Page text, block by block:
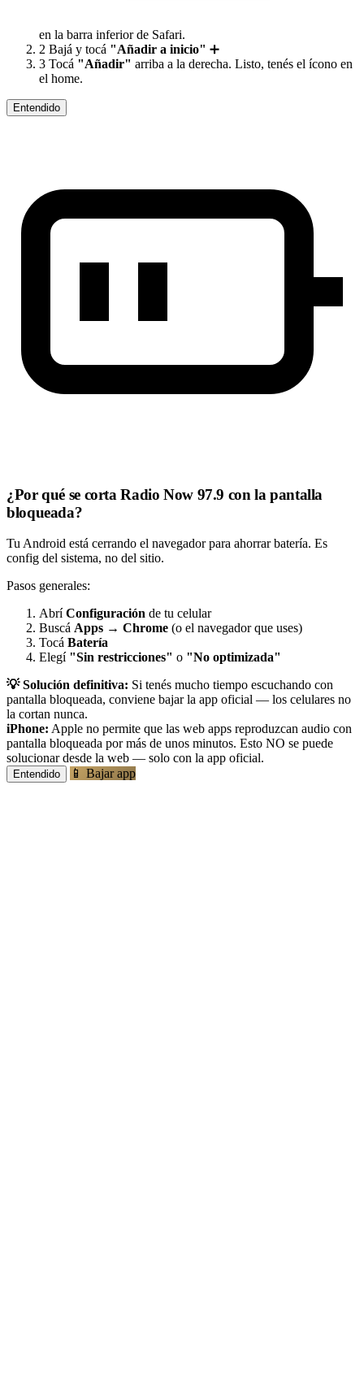
en la barra inferior de Safari.
2 Bajá y tocá "Añadir a inicio" ➕
3 Tocá "Añadir" arriba a la derecha. Listo, tenés el ícono en
el home.
Entendido
¿Por qué se corta Radio Now 97.9 con la pantalla
bloqueada?
Tu Android está cerrando el navegador para ahorrar batería. Es
config del sistema, no del sitio.
Pasos generales:
AbríConfiguración de tu celular
Buscá Apps → Chrome (o el navegador que uses)
Tocá Batería
Elegí "Sin restricciones" o "No optimizada"
💡 Solución definitiva: Si tenés mucho tiempo escuchando con
pantalla bloqueada, conviene bajar la app oficial — los celulares no
la cortan nunca.
iPhone: Apple no permite que las web apps reproduzcan audio con
pantalla bloqueada por más de unos minutos. Esto NO se puede
solucionar desde la web — solo con la app oficial.
Entendido 📱 Bajar app